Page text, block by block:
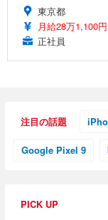
東京都
月給28万1,100
正社員
注目の話題
Google Pixel 9
PICK UP